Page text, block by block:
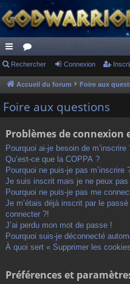
ac
co
ur
s
or
u
Rechercher Connexion
Accueil du forum Foire aux
Foire aux questions
Problèmes de connexion
Pourquoi ai-je besoin de m’inscrire
Qu’est-ce que la COPPA ?
Pourquoi ne puis-je pas m’inscrire
Je suis inscrit mais je ne peux
Pourquoi ne puis-je pas me
Je m’étais déjà inscrit par le
connecter ?!
J’ai perdu mon mot de passe !
Pourquoi suis-je déconnecté
À quoi sert « Supprimer les
Préférences et